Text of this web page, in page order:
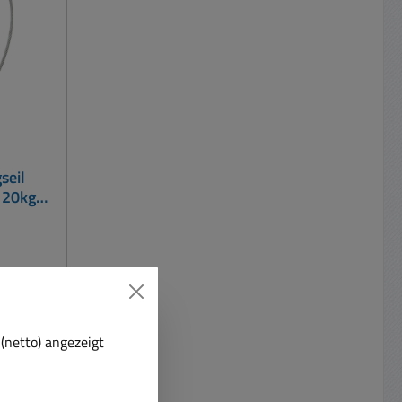
35 x
angezeigt